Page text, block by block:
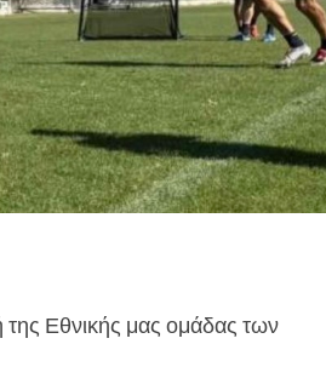
Εθνικής μας ομάδας των